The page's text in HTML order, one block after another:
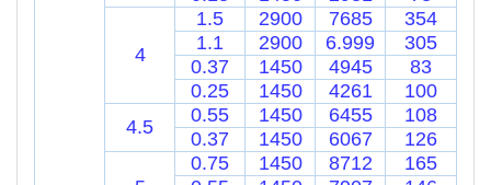
4
1.5 2900 7685
354
1.1
2900 6.999
305
0.37
1450 4945
83
0.25
1450 4261
100
4.5
0.55 1450 6455
108
0.37
1450 6067 126
0.75 1450 8712
165